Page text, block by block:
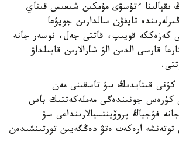
ىقپالىنا ءتۇسۋى مۇمكىن شىعىس قىتاي
تايفۋن سالدارىن جويۋعا
كەزەككە قويىپ، قاتتى جەل، نوسەر جانە
قارسى الدىن الۋ شارالارىن قابىلداۋ
كۇنى قىتايدىڭ سۋ تاسقىنى مەن
كۇرەس جونىندەگى مەملەكەتتىك باس
فۋجياڭ پروۆينتسيالارىنداعى سۋ
توتەنشە ارەكەت ەتۋ دەڭگەيىن تورتىنشىدەن